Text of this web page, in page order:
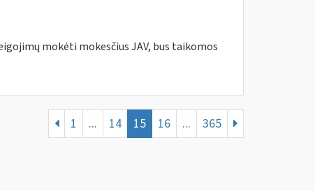
mokėti mokesčius JAV, bus taikomos
1 ... 14 15 16 ... 365